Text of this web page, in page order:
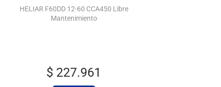
HELIAR F60DD 12-60 CCA450 Libre
Mantenimiento
$ 227.961